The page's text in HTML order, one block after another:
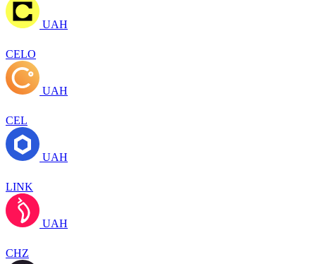
UAH
CELO
UAH
CEL
UAH
LINK
UAH
CHZ